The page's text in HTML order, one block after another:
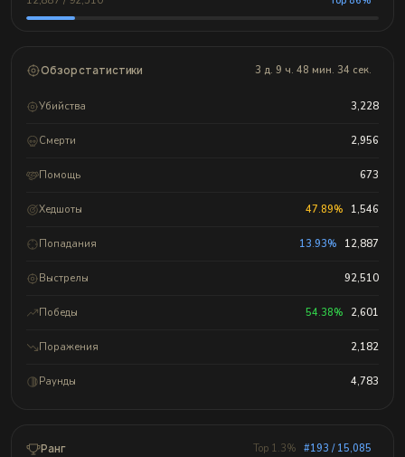
Обзор статистики 3 д. 9 ч. 48 мин. 34 сек.
Убийства 3,228
Смерти 2,956
Помощь 673
Хедшоты 47.89% 1,546
Попадания 13.93% 12,887
Выстрелы 92,510
Победы 54.38% 2,601
Поражения 2,182
Раунды 4,783
Ранг Top 1.3% #193 / 15,085